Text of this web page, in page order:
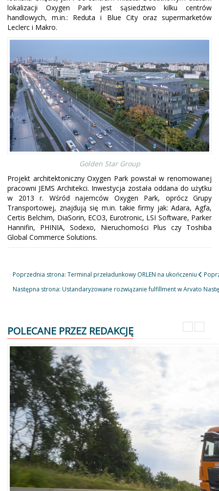
lokalizacji Oxygen Park jest sąsiedztwo kilku centrów
handlowych, m.in.: Reduta i Blue City oraz supermarketów
Leclerc i Makro.
Golden Star Group
Projekt architektoniczny Oxygen Park powstał w renomowanej
pracowni JEMS Architekci. Inwestycja została oddana do użytku
w 2013 r. Wśród najemców Oxygen Park, oprócz Grupy
Transportowej, znajdują się m.in. takie firmy jak: Adara, Agfa,
Certis Belchim, DiaSorin, ECO3, Eurotronic, LSI Software, Parker
Hannifin, PHINIA, Sodexo, Nieruchomości Plus czy Toshiba
Global Commerce Solutions.
Poprzednia strona: Terminal przeładunkowy ORLEN na ukończeniu
Następna strona: Ustandaryzowane rozwiązanie fulfillment w Arvato
POLECANE PRZEZ REDAKCJĘ